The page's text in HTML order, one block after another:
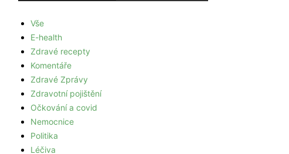
Vše
E-health
Zdravé recepty
Komentáře
Zdravé Zprávy
Zdravotní pojištění
Očkování a covid
Nemocnice
Politika
Léčiva